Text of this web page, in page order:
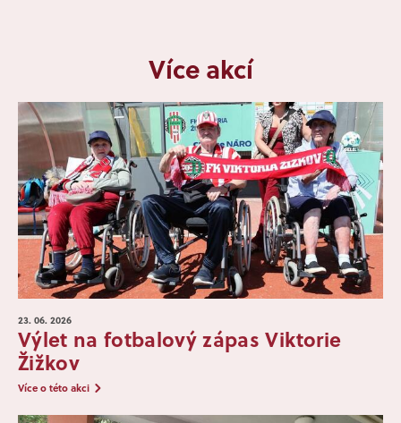
Více akcí
23. 06.2026
Výlet na fotbalový zápas Viktorie
Žižkov
Více o této akci